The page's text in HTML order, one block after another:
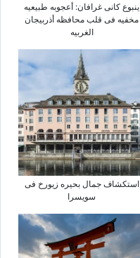
ینبوع کانی غرافان: أعجوبه طبیعیه
مخفیه فی قلب محافظه أذربیجان
الغربیه
استکشاف جمال بحیره زیورخ فی
سویسرا